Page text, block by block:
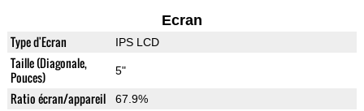
Ecran
Type d'Ecran IPS LCD
Taille (Diagonale,
Pouces)
5"
Ratio écran/appareil 67.9%